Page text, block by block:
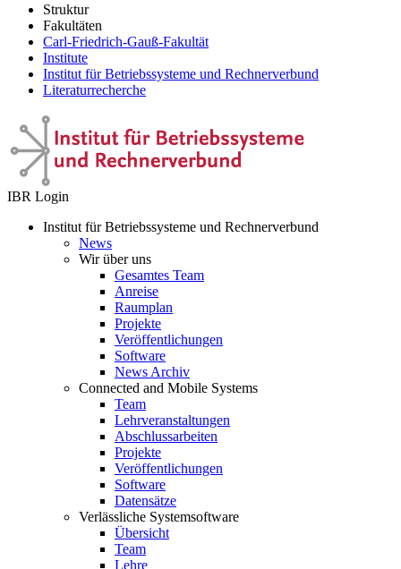
Struktur
Fakultäten
Carl-Friedrich-Gauß-Fakultät
Institute
Institut für Betriebssysteme und Rechnerverbund
Literaturrecherche
IBR Login
Institut für Betriebssysteme und Rechnerverbund
News
Wir über uns
Gesamtes Team
Anreise
Raumplan
Projekte
Veröffentlichungen
Software
News Archiv
Connected and Mobile Systems
Team
Lehrveranstaltungen
Abschlussarbeiten
Projekte
Veröffentlichungen
Software
Datensätze
Verlässliche Systemsoftware
Übersicht
Team
Lehre